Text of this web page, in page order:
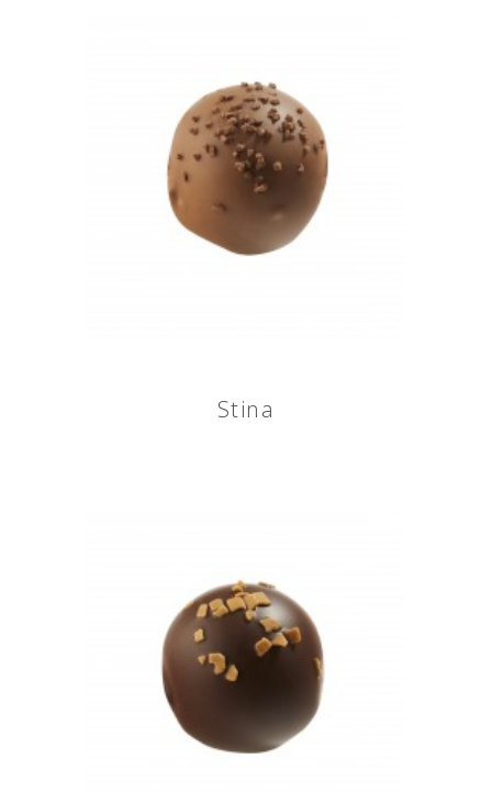
Stina